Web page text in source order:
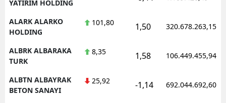
YATIRIM HOLDING
ALARK ALARKO
HOLDING
101,80 1,50 320.678.263,15
ALBRK ALBARAKA
TURK
8,35 1,58 106.449.455,94
ALBTN ALBAYRAK
BETON SANAYI
25,92 -1,14 692.044.692,60